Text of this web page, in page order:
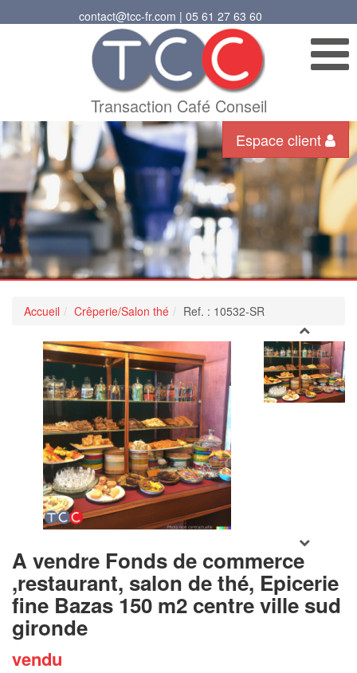
contact@tcc-fr.com | 05 61 27 63 60
Transaction Café Conseil
Espace client
Accueil Crêperie/Salon thé Ref. : 10532-SR
POUR PLUS
DE PHOTOS
INSCRIVEZ-
VOUSICI
A vendre Fonds de commerce
,restaurant, salon de thé, Epicerie
fine Bazas 150 m2 centre ville sud
gironde
vendu